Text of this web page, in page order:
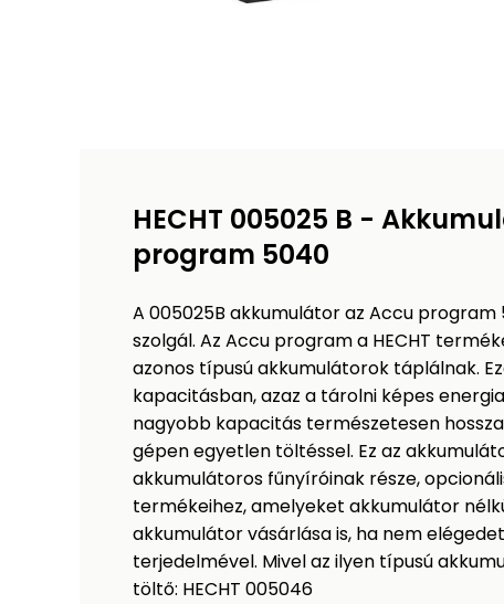
HECHT 005025 B -
program 5040
A 005025B akkumulátor az Accu
szolgál. Az Accu program a HECHT
azonos típusú akkumulátorok táplálnak.
kapacitásban, azaz a tárolni képes
nagyobb kapacitás természetesen
gépen egyetlen töltéssel. Ez az
akkumulátoros fűnyíróinak része,
termékeihez, amelyeket akkumulátor
akkumulátor vásárlása is, ha nem
terjedelmével. Mivel az ilyen típusú
töltő: HECHT 005046